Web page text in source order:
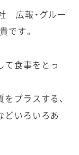
広報・グルー
です。
て食事をとっ
プラスする、
どいろいろあ